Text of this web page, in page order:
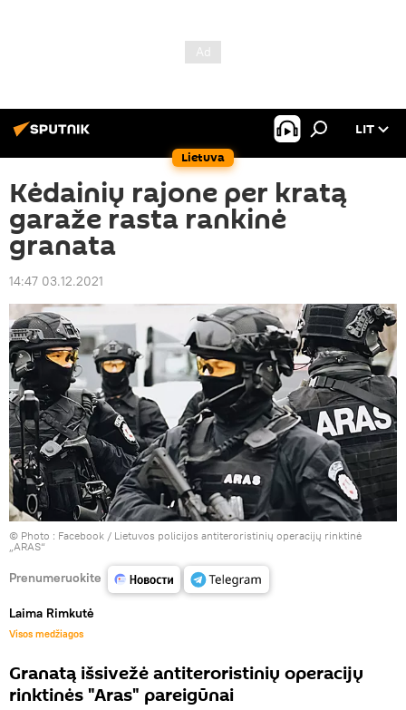
Lietuva
LIT
Kėdainių rajone per kratą
garaže rasta rankinė
granata
14:47 03.12.2021
© Photo : Facebook / Lietuvos policijos antiteroristinių operacijų rinktinė
„ARAS“
Prenumeruokite
Laima Rimkutė
Visos medžiagos
Granatą išsivežė antiteroristinių operacijų
rinktinės "Aras" pareigūnai